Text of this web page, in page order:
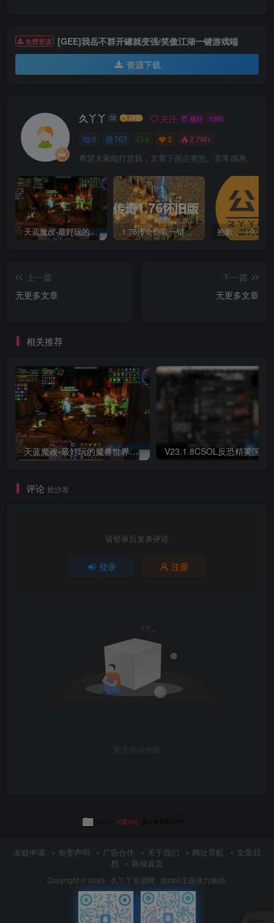
免费资源
[GEE]我岳不群开罐就变强/笑傲江湖一键游戏端
资源下载
久丫丫 关注 极好 · 1000
0 707 4 3 2.7W+
希望大家能打赏我，文章下面点赞赏。非常感谢。
天蓝魔改-最好玩的魔兽世界巫妖王V335精品单机端【最智能的机器人】 1.76传奇仿官一键启动无后台和辅助究极肝传奇
上一篇
无更多文章
下一篇
无更多文章
相关推荐
天蓝魔改-最好玩的魔兽世界巫妖王V335精品单机端【最智能的机器人】
评论 抢沙发
请登录后发表评论
登录 注册
暂无评论内容
友链申请 免责声明 广告合作 关于我们 网址导航
文章归
档
商城首页
Copyright © 2025 · 久丫丫资源网 · 由zibll主题强力驱动.